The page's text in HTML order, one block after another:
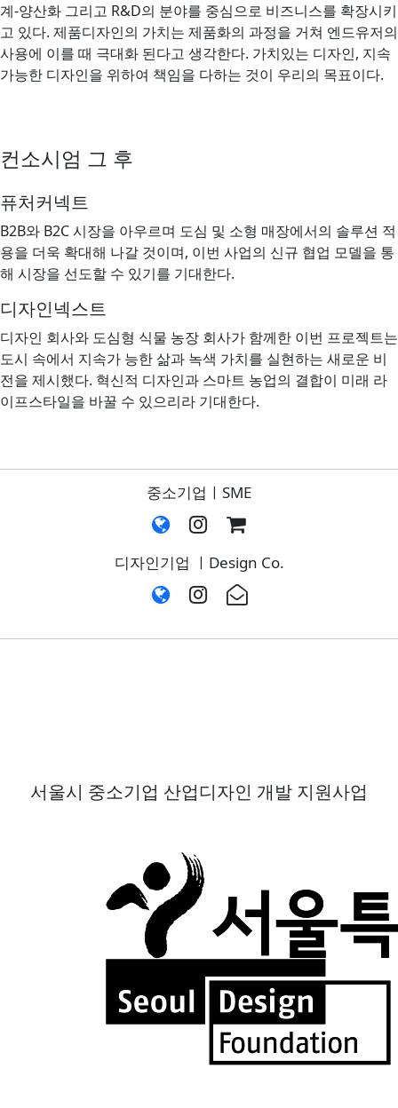
계-양산화 그리고 R&D의 분야를 중심으로 비즈니스를 확장시키
고 있다. 제품디자인의 가치는 제품화의 과정을 거쳐 엔드유저의
사용에 이를 때 극대화 된다고 생각한다. 가치있는 디자인, 지속
가능한 디자인을 위하여 책임을 다하는 것이 우리의 목표이다.
컨소시엄 그 후
퓨처커넥트
B2B와 B2C 시장을 아우르며 도심 및 소형 매장에서의 솔루션 적
용을 더욱 확대해 나갈 것이며, 이번 사업의 신규 협업 모델을 통
해 시장을 선도할 수 있기를 기대한다.
디자인넥스트
디자인 회사와 도심형 식물 농장 회사가 함께한 이번 프로젝트는
도시 속에서 지속가 능한 삶과 녹색 가치를 실현하는 새로운 비
전을 제시했다. 혁신적 디자인과 스마트 농업의 결합이 미래 라
이프스타일을 바꿀 수 있으리라 기대한다.
중소기업ㅣSME
디자인기업 ㅣDesign Co.
서울시 중소기업 산업디자인 개발 지원사업